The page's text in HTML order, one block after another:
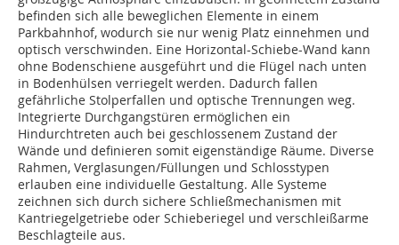
befinden sich alle beweglichen Elemente in einem
Parkbahnhof, wodurch sie nur wenig Platz einnehmen und
optisch verschwinden. Eine Horizontal-Schiebe-Wand kann
ohne Bodenschiene ausgeführt und die Flügel nach unten
in Bodenhülsen verriegelt werden. Dadurch fallen
gefährliche Stolperfallen und optische Trennungen weg.
Integrierte Durchgangstüren ermöglichen ein
Hindurchtreten auch bei geschlossenem Zustand der
Wände und definieren somit eigenständige Räume. Diverse
Rahmen, Verglasungen/Füllungen und Schlosstypen
erlauben eine individuelle Gestaltung. Alle Systeme
zeichnen sich durch sichere Schließmechanismen mit
Kantriegelgetriebe oder Schieberiegel und verschleißarme
Beschlagteile aus.